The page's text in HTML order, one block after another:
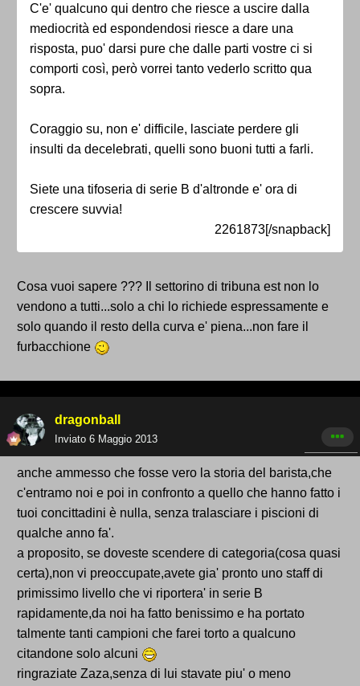
C'e' qualcuno qui dentro che riesce a uscire dalla
mediocrità ed espondendosi riesce a dare una
risposta, puo' darsi pure che dalle parti vostre ci si
comporti così, però vorrei tanto vederlo scritto qua
sopra.
Coraggio su, non e' difficile, lasciate perdere gli
insulti da decelebrati, quelli sono buoni tutti a farli.
Siete una tifoseria di serie B d'altronde e' ora di
crescere suvvia!
2261873[/snapback]
Cosa vuoi sapere ??? Il settorino di tribuna est non lo
vendono a tutti...solo a chi lo richiede espressamente e
solo quando il resto della curva e' piena...non fare il
furbacchione
dragonball
Inviato 6 Maggio 2013
anche ammesso che fosse vero la storia del barista,che
c'entramo noi e poi in confronto a quello che hanno fatto i
tuoi concittadini è nulla, senza tralasciare i piscioni di
qualche anno fa'.
a proposito, se doveste scendere di categoria(cosa quasi
certa),non vi preoccupate,avete gia' pronto uno staff di
primissimo livello che vi riportera' in serie B
rapidamente,da noi ha fatto benissimo e ha portato
talmente tanti campioni che farei torto a qualcuno
citandone solo alcuni
ringraziate Zaza,senza di lui stavate piu' o meno